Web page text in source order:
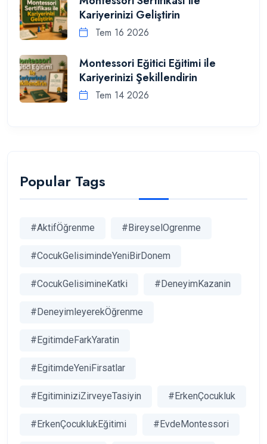
Kariyerinizi Geliştirin
Tem 16 2026
Montessori Eğitici Eğitimi ile
Kariyerinizi Şekillendirin
Tem 14 2026
Popular Tags
#AktifÖğrenme #BireyselOgrenme
#CocukGelisimindeYeniBirDonem
#CocukGelisimineKatki #DeneyimKazanin
#DeneyimleyerekÖğrenme
#EgitimdeFarkYaratin
#EgitimdeYeniFirsatlar
#EgitiminiziZirveyeTasiyin #ErkenÇocukluk
#ErkenÇocuklukEğitimi #EvdeMontessori